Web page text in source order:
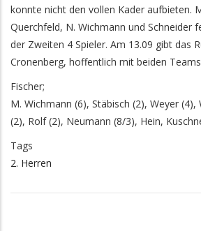
konnte nicht den vollen Kader aufbieten.
Querchfeld, N. Wichmann und Schneider
der Zweiten 4 Spieler. Am 13.09 gibt das
Cronenberg, hoffentlich mit beiden
Fischer;
M. Wichmann (6), Stäbisch (2), Weyer
(2), Rolf (2), Neumann (8/3), Hein,
Tags
2. Herren